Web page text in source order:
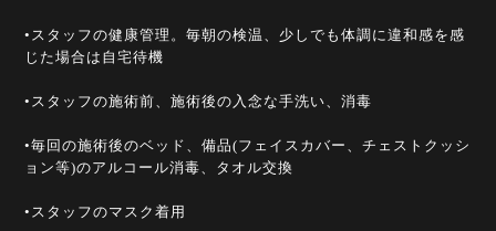
•スタッフの健康管理。毎朝の検温、少しでも体調に違和感を感
じた場合は自宅待機
•スタッフの施術前、施術後の入念な手洗い、消毒
•毎回の施術後のベッド、備品(フェイスカバー、チェストクッシ
ョン等)のアルコール消毒、タオル交換
•スタッフのマスク着用